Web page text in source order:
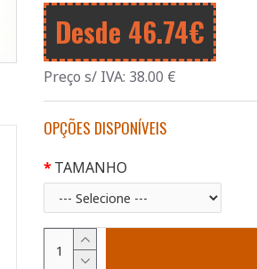
Desde 46.74€
Preço s/ IVA: 38.00 €
OPÇÕES DISPONÍVEIS
TAMANHO